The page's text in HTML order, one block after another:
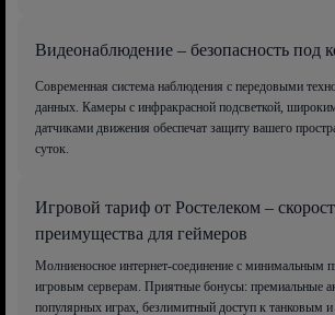
Видеонаблюдение – безопасность под
Современная система наблюдения с передовыми
данных. Камеры с инфракрасной подсветкой,
датчиками движения обеспечат защиту вашего
суток.
Игровой тариф от Ростелеком –
преимущества для геймеров
Молниеносное интернет-соединение с минимальным
игровым серверам. Приятные бонусы: премиальные
популярных играх, безлимитный доступ к танковым